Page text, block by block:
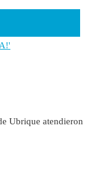
Ubrique atendieron